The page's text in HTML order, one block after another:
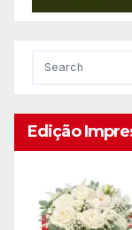
Edição